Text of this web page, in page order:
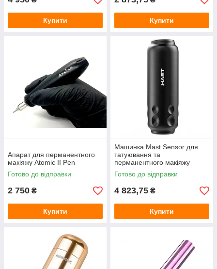
Купити Купити
Апарат для перманентного
макіяжу Atomic II Pen
Готово до відправки
2 750 ₴
Купити
Машинка Mast Sensor для
татуювання та
перманентного макіяжу
Готово до відправки
4 823,75 ₴
Купити